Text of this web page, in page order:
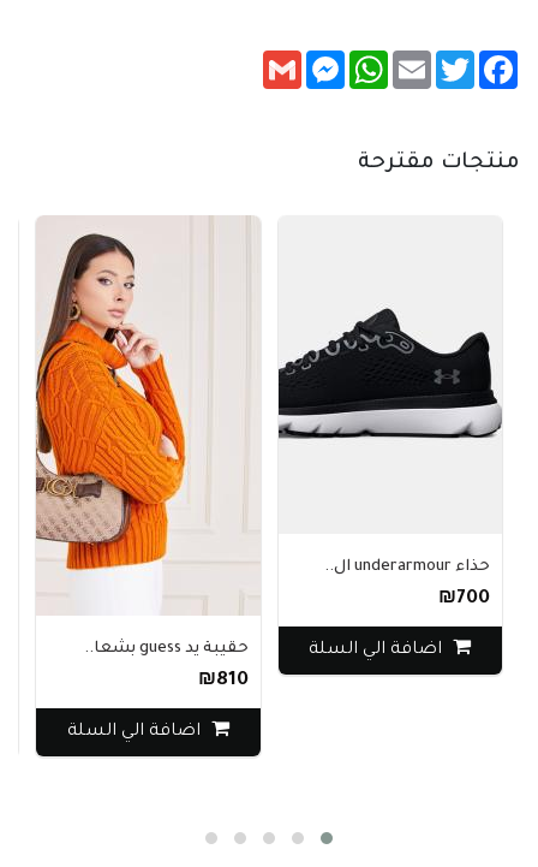
Facebook
Twitter
Email
WhatsApp
Messenger
Gmail
منتجات مقترحة
حذاء underarmour ال..
₪700
اضافة الي السلة حقيبة يد guess بشعا..
₪810
اضافة الي السلة